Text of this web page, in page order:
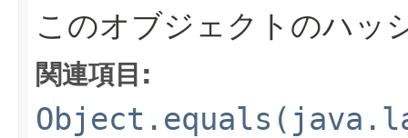
このオブジェクトのハッ
関連項目: